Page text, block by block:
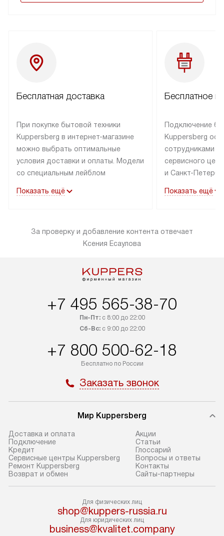
Бесплатная доставка
При покупке бытовой техники
Kuppersberg в интернет-магазине
можно выбрать оптимальные
условия доставки и оплаты. Модели
со специальным лейблом
в пределах МКАД до подъезда,
«в наличии» может быть отправлен
покупателю в течение трех дней.
и другие регионы осуществляется
через транспортную компанию.
компания бесплатно доставит ваш
заказ до представительства
транспортной компании в Москве.
доставки у менеджера при
оформлении заказа.
В оговоренный день служба
требуется перенос прибора
до двери квартиры или до места
установки, предварительно
согласуйте это с менеджером.
За данную услугу взимается
они не позволяют пронести его
через дверной проем,
то сотрудники транспортной
Показать ещё
Бесплатное
Подключение
Kuppersberg
сотрудниками
сервисного
и Санкт-
подключается к
за пределы
от категории
найти на нашем
нишу или на
консультация
Показать ещё
За проверку и добавление контента отвечает
Ксения Есаулова
+7 495 565-38-70
Пн-Пт:с 8:00 до 22:00
Сб-Вс:с 9:00 до 22:00
+7 800 500-62-18
Бесплатно по России
Заказать звонок
Мир Kuppersberg
Доставка и оплата
Подключение
Кредит
Сервисные центры Kuppersberg
Ремонт Kuppersberg
Возврат и обмен
Акции
Cтатьи
Глоссарий
Вопросы и ответы
Контакты
Сайты-партнеры
Для физических лиц
shop@kuppers-russia.ru
Для юридических лиц
business@kvalitet.company